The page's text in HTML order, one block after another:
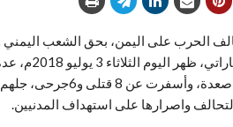
الحرب على اليمن، بحق الشعب اليمني
التحالف
غافرة بمديرية الظاهر
واصرارها على استهداف المدنيين.